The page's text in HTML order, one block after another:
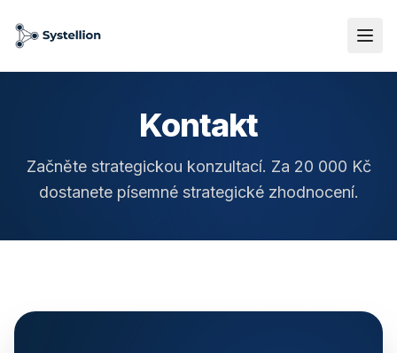
Kontakt
Začněte strategickou konzultací. Za 20 000 Kč
dostanete písemné strategické zhodnocení.